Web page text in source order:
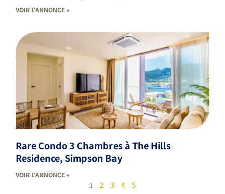
VOIR L'ANNONCE »
Rare Condo 3 Chambres à The Hills
Residence, Simpson Bay
VOIR L'ANNONCE »
1 2 3 4 5